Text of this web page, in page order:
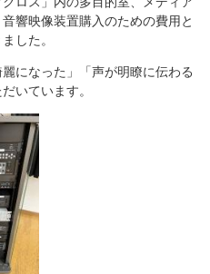
響映像装置購入のための費用と
した。
になった」「声が明瞭に伝わる
いています。